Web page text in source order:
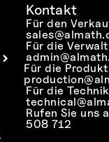
Kontakt
Für den
Für die
Für die
Für die
Rufen Sie uns
508 712